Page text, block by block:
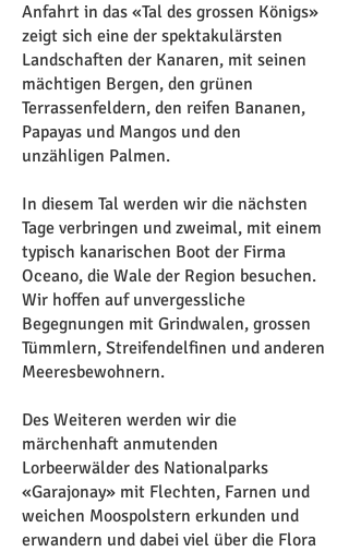
Anfahrt in das «Tal des grossen Königs»
zeigt sich eine der spektakulärsten
Landschaften der Kanaren, mit seinen
mächtigen Bergen, den grünen
Terrassenfeldern, den reifen Bananen,
Papayas und Mangos und den
unzähligen Palmen.
In diesem Tal werden wir die nächsten
Tage verbringen und zweimal, mit einem
typisch kanarischen Boot der Firma
Oceano, die Wale der Region besuchen.
Wir hoffen auf unvergessliche
Begegnungen mit Grindwalen, grossen
Tümmlern, Streifendelfinen und anderen
Meeresbewohnern.
Des Weiteren werden wir die
märchenhaft anmutenden
Lorbeerwälder des Nationalparks
«Garajonay» mit Flechten, Farnen und
weichen Moospolstern erkunden und
erwandern und dabei viel über die Flora